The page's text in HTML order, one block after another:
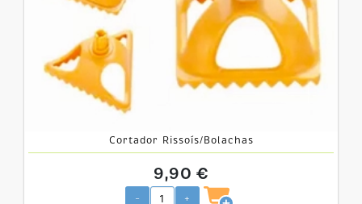
Cortador Rissoís/Bolachas
9,90 €
- +